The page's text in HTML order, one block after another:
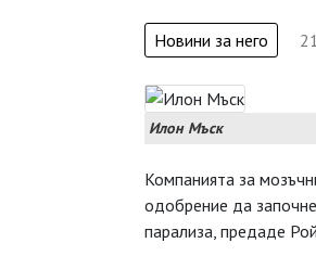
Новини за него
Илон Мъск
Компанията за
одобрение да
парализа, предаде